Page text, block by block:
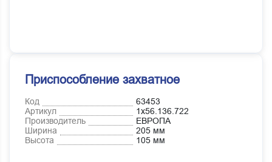
Приспособление захватное
Код
63453
Артикул
1х56.136.722
Производитель
ЕВРОПА
Ширина
205 мм
Высота
105 мм